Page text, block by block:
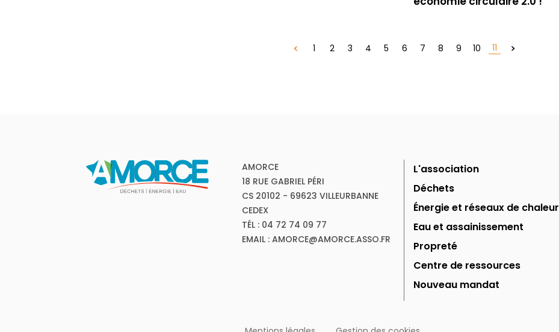
1 2 3 4 5 6 7 8 9 10 11
AMORCE
18 RUE GABRIEL PÉRI
CS 20102 - 69623 VILLEURBANNE
CEDEX
TÉL : 04 72 74 09 77
EMAIL : AMORCE@AMORCE.ASSO.FR
L'association
Déchets
Énergie et réseaux de chaleur
Eau et assainissement
Propreté
Centre de ressources
Nouveau mandat